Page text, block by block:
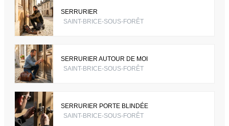
SERRURIER
SAINT-BRICE-SOUS-FORÊT
SERRURIER AUTOUR DE MOI
SAINT-BRICE-SOUS-FORÊT
SERRURIER PORTE BLINDÉE
SAINT-BRICE-SOUS-FORÊT